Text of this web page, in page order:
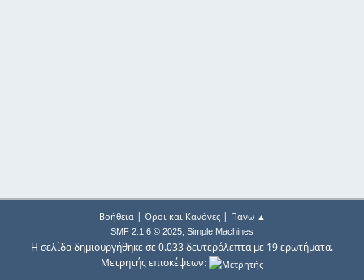
Βοήθεια| Όροι και Κανόνες| Πάνω ▲
SMF 2.1.6 © 2025, Simple Machines
Η σελίδα δημιουργήθηκε σε 0.033 δευτερόλεπτα με 19 ερωτήματα.
Μετρητής επισκέψεων: